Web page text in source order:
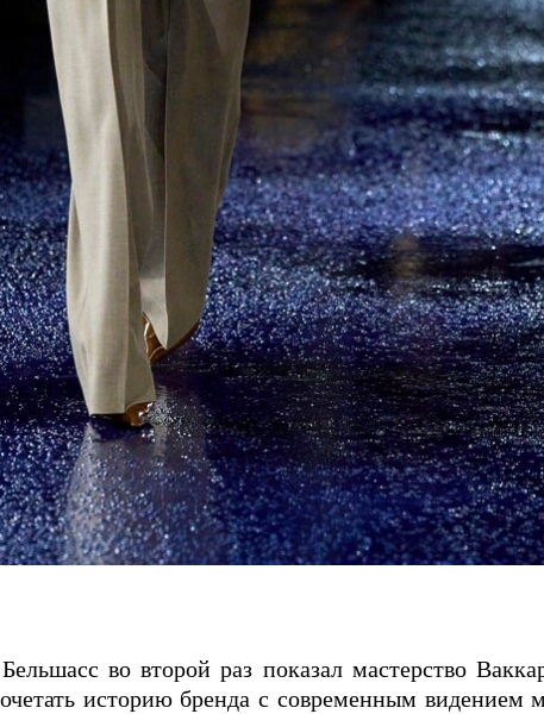
во второй раз показал мастерство
историю бренда с современным видением